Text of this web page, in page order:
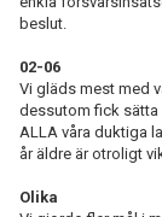
beslut.
02-06
Vi gläds mest med
dessutom fick sätta
ALLA våra duktiga
år äldre är otroligt
Olika